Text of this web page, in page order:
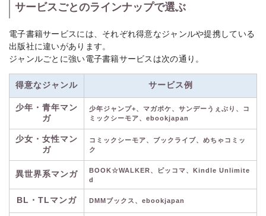
サービスごとのラインナップで選ぶ
電子書籍サービスには、それぞれ得意なジャンルや提携している
出版社に違いがあります。
ジャンルごとに強い電子書籍サービスは次の通り。
得意なジャンル サービス例
少年・青年マン
ガ
少年ジャンプ+、マガポケ、サンデーうぇぶり、コ
ミックシーモア、ebookjapan
少女・女性マン
ガ
コミックシーモア、ブックライブ、めちゃコミッ
ク
異世界系マンガ
BOOK☆WALKER、ピッコマ、Kindle Unlimite
d
BL・TLマンガ DMMブックス、ebookjapan